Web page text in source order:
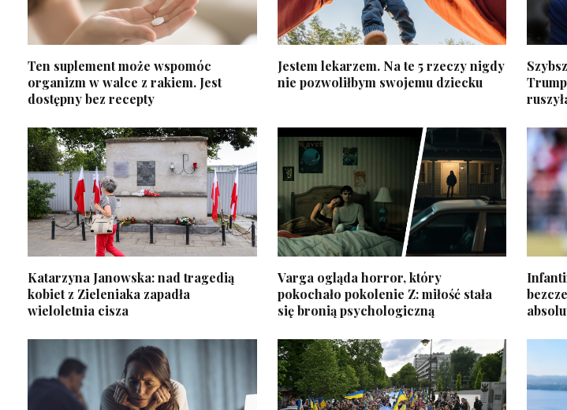
Ten suplement może wspomóc
organizm w walce z rakiem. Jest
dostępny bez recepty
Jestem lekarzem. Na te 5 rzeczy nigdy
nie pozwoliłbym swojemu dziecku
Katarzyna Janowska: nad tragedią
kobiet z Zieleniaka zapadła
wieloletnia cisza
Varga ogląda horror, który
pokochało pokolenie Z: miłość stała
się bronią psychologiczną